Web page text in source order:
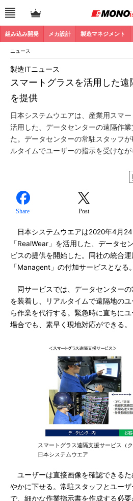
組み込み開発 メカ設計 製造マネジメント
ニュース
スマートグラスを活用した遠
を提供
製造ITニュース
日本システムウエアは、産業用スマ
活用した、データセンターの遠隔作
た。データセンターの常駐スタッフ
ルタイムでユーザーの指示を受けなが
Share Post
日本システムウエアは2020年4月
「RealWear」を活用した、データセ
ビスの提供を開始した。同社の統合
「Managent」の付加サービスとなる。
同サービスでは、データセンター
を装着し、リアルタイムで遠隔地の
ら作業を代行する。緊急時に直ちに
場合でも、素早く現地対応ができる。
スマートグラス遠隔支援サービス（
日本システムウエア
ユーザーは直接画像を確認できる
やかに下せる。常駐スタッフとユー
で、細かな作業指示書を作成する必